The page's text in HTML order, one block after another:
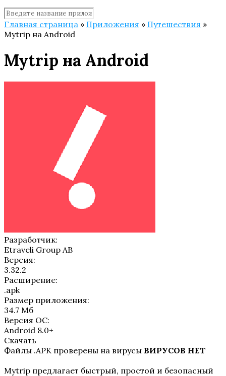
Главная страница » Приложения » Путешествия »
Mytrip на Android
Mytrip на Android
Разработчик:
Etraveli Group AB
Версия:
3.32.2
Расширение:
.apk
Размер приложения:
34.7 Мб
Версия ОС:
Android 8.0+
Скачать
Файлы .APK проверены на вирусы ВИРУСОВ НЕТ
Mytrip предлагает быстрый, простой и безопасный